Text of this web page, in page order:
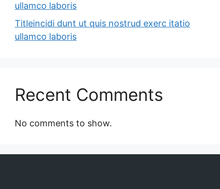
ullamco laboris
Titleincidi dunt ut quis nostrud exerc itatio
ullamco laboris
Recent Comments
No comments to show.